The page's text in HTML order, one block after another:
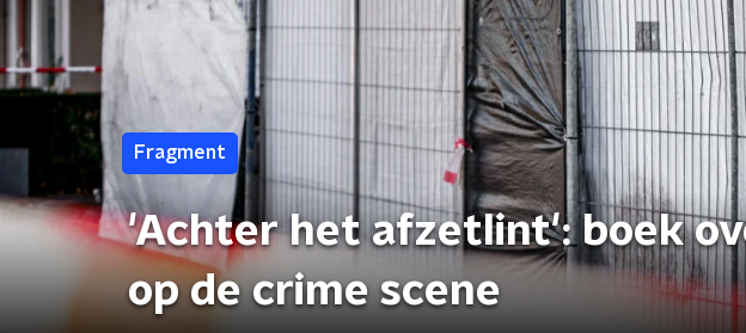
Fragment
'Achter het afzetlint': boek
op de crime scene